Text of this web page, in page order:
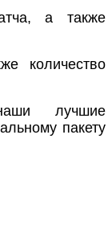
а также
количество
лучшие
пакету